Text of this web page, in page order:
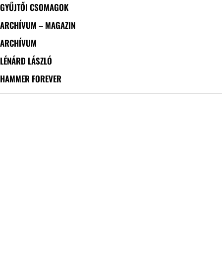
GYŰJTŐI CSOMAGOK
ARCHÍVUM – MAGAZIN
ARCHÍVUM
LÉNÁRD LÁSZLÓ
HAMMER FOREVER